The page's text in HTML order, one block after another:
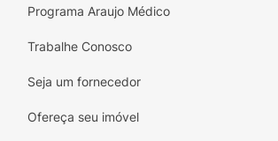
deixando os fios mais fortes.
Fórmula Consciente e Vegana:
Sugestão de Uso:
o não testado em animais, com
Programa Araujo Médico
Trabalhe Conosco
Seja um fornecedor
Ofereça seu imóvel